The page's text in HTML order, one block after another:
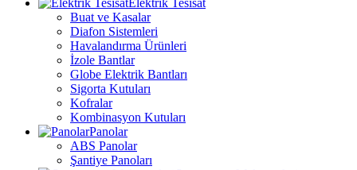
Elektrik Tesisat
Buat ve Kasalar
Diafon Sistemleri
Havalandırma Ürünleri
İzole Bantlar
Globe Elektrik Bantları
Sigorta Kutuları
Kofralar
Kombinasyon Kutuları
Panolar
ABS Panolar
Şantiye Panoları